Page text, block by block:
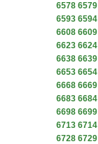
6578 6579
6593 6594
6608 6609
6623 6624
6638 6639
6653 6654
6668 6669
6683 6684
6698 6699
6713 6714
6728 6729